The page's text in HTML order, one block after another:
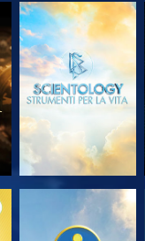
ESPLORA LE
SERIE